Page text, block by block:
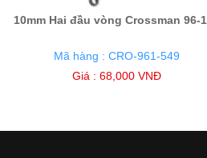
10mm Hai đầu vòng Crossman 96-
Mã hàng : CRO-961-549
Giá : 68,000 VNĐ